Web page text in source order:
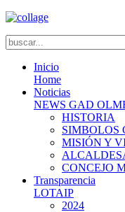
Inicio
Home
Noticias
NEWS GAD
HISTORIA
SIMBOLOS
MISIÓN Y
CONCEJO
Transparencia
LOTAIP
2024